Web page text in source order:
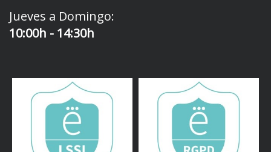
Jueves a Domingo:
10:00h - 14:30h